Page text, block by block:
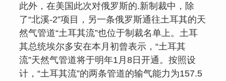
此外，在美国此次对俄罗斯的.新制裁中，除
了“北溪-2”项目，另一条俄罗斯通往土耳其的天
然气管道“土耳其流”也位于制裁名单上。土耳
其总统埃尔多安在本月初曾表示，“土耳其
流”天然气管道将于明年1月8日开通。按照设
计，“土耳其流”的两条管道的输气能力为157.5